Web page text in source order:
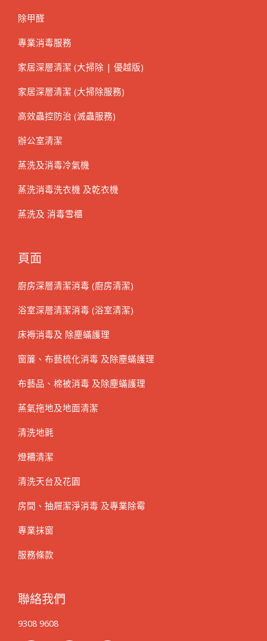
除甲醛
專業消毒服務
家居深層清潔 (大掃除 | 優越版)
家居深層清潔 (大掃除服務)
高效蟲控防治 (滅蟲服務)
辦公室清潔
蒸洗及消毒冷氣機
蒸洗消毒洗衣機 及乾衣機
蒸洗及 消毒雪櫃
頁面
廚房深層清潔消毒 (廚房清潔)
浴室深層清潔消毒 (浴室清潔)
床褥消毒及 除塵蟎護理
窗簾、布藝梳化消毒 及除塵蟎護理
布藝品、棉被消毒 及除塵蟎護理
蒸氣拖地及地面清潔
清洗地氈
燈糟清潔
清洗天台及花園
房間、抽屜潔淨消毒 及專業除霉
專業抹窗
服務條款
聯絡我們
9308 9608